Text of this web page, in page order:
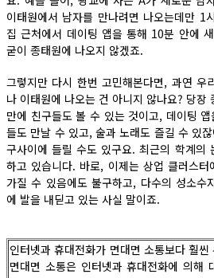
이태원에서 남자를 만나려면 나오는데만 1
집 근처에서 데이팅 앱을 통해 10분 안에
굳이 종태원에 나오지 않겠죠.
그렇지만 다시 한번 고민해본다면, 과연 우
나 이태원에 나오는 건 아니지 않나요? 당장
만에 친구들도 볼 수 있는 것이고, 데이팅
들도 만날 수 있고, 술과 노래도 즐길 수 있
구사이에 들릴 수도 있구요. 최근의 학계의
하고 있습니다. 바로, 이제는 상업 클러스
가질 수 있음에도 불구하고, 다수의 성소수
에 발을 내딛고 있는 사실 말이죠.
인터넷과 휴대전화가 면대면 소통보다 훨
면대면 소통은 인터넷과 휴대전화에 의해